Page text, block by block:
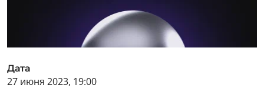
Дата
27 июня 2023, 19:00